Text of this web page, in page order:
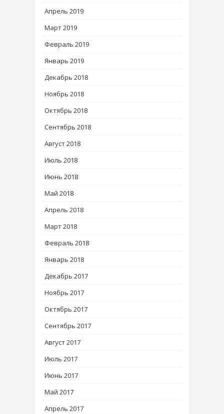
Апрель 2019
Март 2019
Февраль 2019
Январь 2019
Декабрь 2018
Ноябрь 2018
Октябрь 2018
Сентябрь 2018
Август 2018
Июль 2018
Июнь 2018
Май 2018
Апрель 2018
Март 2018
Февраль 2018
Январь 2018
Декабрь 2017
Ноябрь 2017
Октябрь 2017
Сентябрь 2017
Август 2017
Июль 2017
Июнь 2017
Май 2017
Апрель 2017